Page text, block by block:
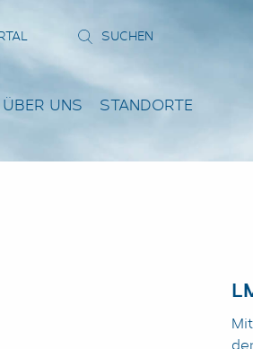
ÜBER UNS STANDORTE